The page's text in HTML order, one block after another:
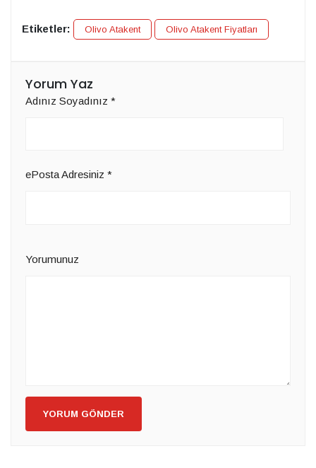
Etiketler: Olivo Atakent Olivo Atakent Fiyatları
Yorum Yaz
Adınız Soyadınız *
ePosta Adresiniz *
Yorumunuz
YORUM GÖNDER